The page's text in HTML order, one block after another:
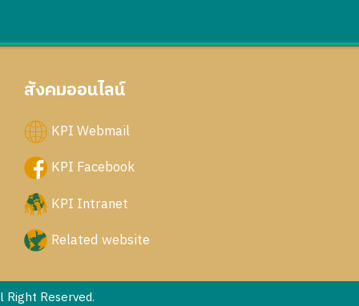
สังคมออนไลน์
KPI Webmail
KPI Facebook
KPI Intranet
Related website
Reserved.